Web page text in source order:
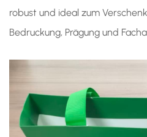
robust und ideal zum
Bedruckung, Prägung und